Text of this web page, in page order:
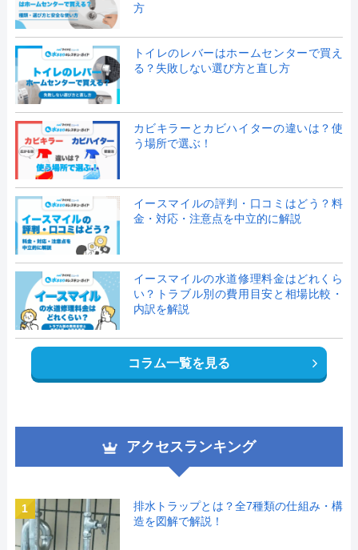
方
トイレのレバーはホームセンターで買え
る？失敗しない選び方と直し方
カビキラーとカビハイターの違いは？使
う場所で選ぶ！
イースマイルの評判・口コミはどう？料
金・対応・注意点を中立的に解説
イースマイルの水道修理料金はどれくら
い？トラブル別の費用目安と相場比較・
内訳を解説
コラム一覧を見る
アクセスランキング
1
排水トラップとは？全7種類の仕組み・構
造を図解で解説！